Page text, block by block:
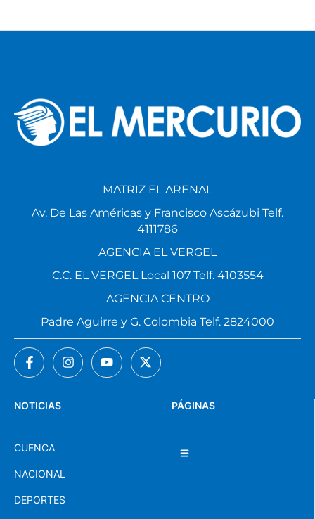
PÁGINAS
NOTICIAS
CUENCA
NACIONAL
DEPORTES
MATRIZ EL ARENAL
Av. De Las Américas y Francisco Ascázubi Telf.
4111786
AGENCIA EL VERGEL
C.C. EL VERGEL Local 107 Telf. 4103554
AGENCIA CENTRO
Padre Aguirre y G. Colombia Telf. 2824000